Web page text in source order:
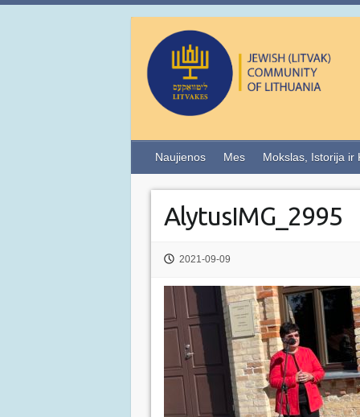
Naujienos Mes Mokslas, Istorija ir
AlytusIMG_2995
2021-09-09